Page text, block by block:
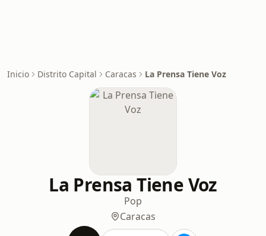
Inicio Distrito Capital Caracas La Prensa Tiene Voz
La Prensa Tiene Voz
Pop
Caracas